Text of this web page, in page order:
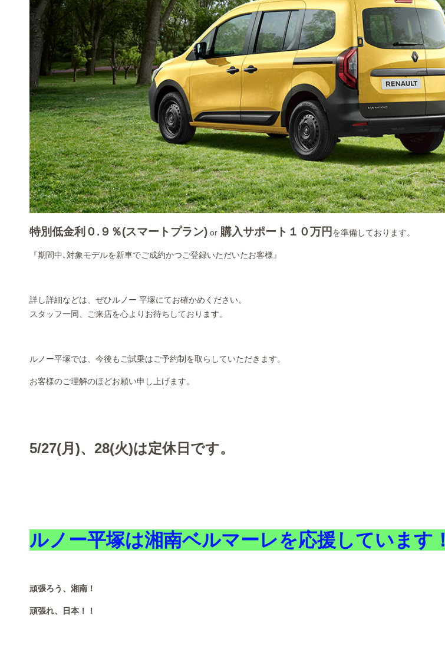
特別低金利０.９％(スマートプラン)or購入サポート１０万円 を準備しております。
『期間中､対象モデルを新車でご成約かつご登録いただいたお客様』
詳し詳細などは、ぜひルノー 平塚にてお確かめください。
スタッフ一同、ご来店を心よりお待ちしております。
ルノー平塚では、今後もご試乗はご予約制を取らしていただきます。
お客様のご理解のほどお願い申し上げます。
5/27(月)、28(火)は定休日です。
ルノー平塚は湘南ベルマーレを応援しています！
頑張ろう、湘南！
頑張れ、日本！！